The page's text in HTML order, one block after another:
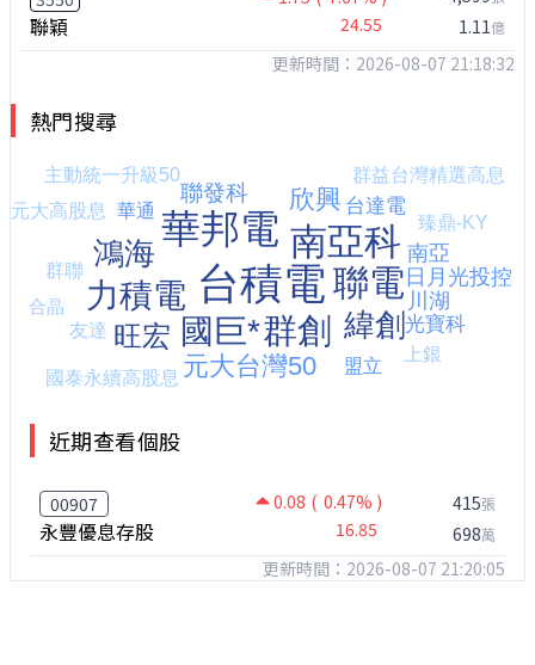
聯穎 24.55 1.11億
更新時間：2026-08-07 21:18:32
熱門搜尋
近期查看個股
00907 0.08 ( 0.47% )
永豐優息存股 16.85
415張
698萬
更新時間：2026-08-07 21:20:05